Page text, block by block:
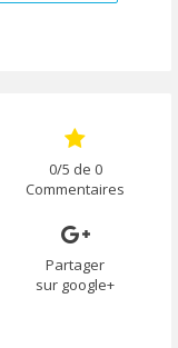
0/5 de 0
Commentaires
Partager
sur google+